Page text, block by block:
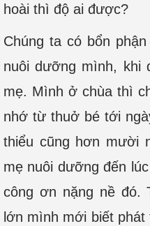
hoài thì độ ai được?
Chúng ta có bổn
nuôi dưỡng mình, khi
mẹ. Mình ở chùa thì
nhớ từ thuở bé tới
thiểu cũng hơn mười
mẹ nuôi dưỡng đến
công ơn nặng nề đó.
lớn mình mới biết